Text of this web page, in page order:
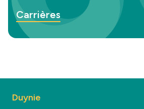
Carrières
Duynie